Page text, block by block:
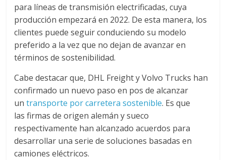
d
e
E
q
u
para líneas de transmisión electrificadas, cuya
producción empezará en 2022. De esta manera, los
clientes puede seguir conduciendo su modelo
preferido a la vez que no dejan de avanzar en
términos de sostenibilidad.
Cabe destacar que, DHL Freight y Volvo Trucks han
confirmado un nuevo paso en pos de alcanzar
untransporte por carretera sostenible. Es que
las firmas de origen alemán y sueco
respectivamente han alcanzado acuerdos para
desarrollar una serie de soluciones basadas en
camiones eléctricos.